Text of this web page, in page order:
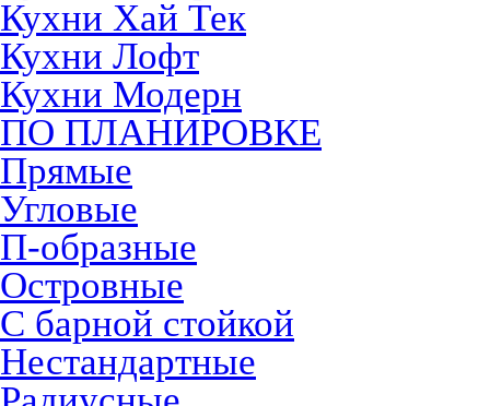
Кухни Хай Тек
Кухни Лофт
Кухни Модерн
ПО ПЛАНИРОВКЕ
Прямые
Угловые
П-образные
Островные
С барной стойкой
Нестандартные